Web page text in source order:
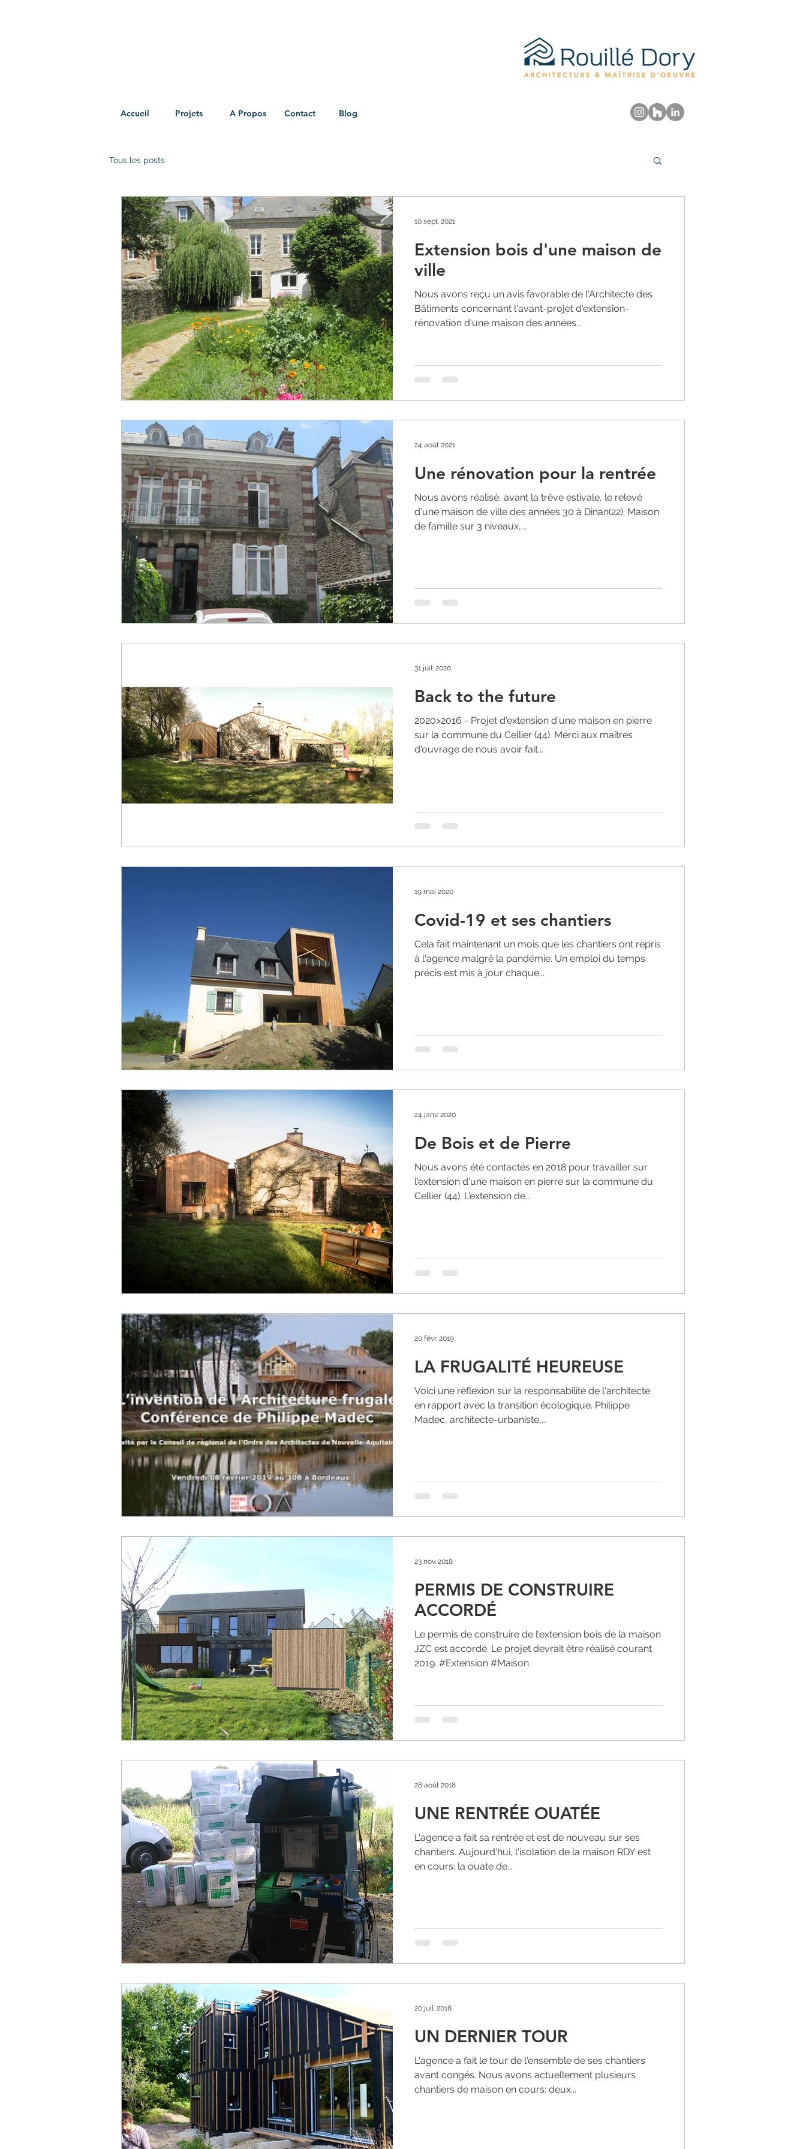
Accueil Projets A Propos Contact Blog
Tous les posts
Extension bois d'une maison de
ville
Nous avons reçu un avis favorable de l'Architecte des
Bâtiments concernant l'avant-projet d'extension-
rénovation d'une maison des années...
10 sept. 2021
Une rénovation pour la rentrée
Nous avons réalisé, avant la trêve estivale, le relevé
d'une maison de ville des années 30 à Dinan(22). Maison
de famille sur 3 niveaux,...
24 août 2021
Back to the future
2020>2016 - Projet d'extension d'une maison en pierre
sur la commune du Cellier (44). Merci aux maîtres
d'ouvrage de nous avoir fait...
31 juil. 2020
Covid-19 et ses chantiers
Cela fait maintenant un mois que les chantiers ont repris
à l'agence malgré la pandémie. Un emploi du temps
précis est mis à jour chaque...
19 mai 2020
De Bois et de Pierre
Nous avons été contactés en 2018 pour travailler sur
l'extension d'une maison en pierre sur la commune du
Cellier (44). L'extension de...
24 janv. 2020
LA FRUGALITÉ HEUREUSE
Voici une réflexion sur la responsabilité de l'architecte
en rapport avec la transition écologique. Philippe
Madec, architecte-urbaniste,...
20 févr. 2019
PERMIS DE CONSTRUIRE
ACCORDÉ
Le permis de construire de l'extension bois de la maison
JZC est accordé. Le projet devrait être réalisé courant
2019. #Extension #Maison
23 nov. 2018
UNE RENTRÉE OUATÉE
L'agence a fait sa rentrée et est de nouveau sur ses
chantiers. Aujourd'hui, l'isolation de la maison RDY est
en cours: la ouate de...
28 août 2018
UN DERNIER TOUR
L'agence a fait le tour de l'ensemble de ses chantiers
avant congés. Nous avons actuellement plusieurs
chantiers de maison en cours: deux...
20 juil. 2018